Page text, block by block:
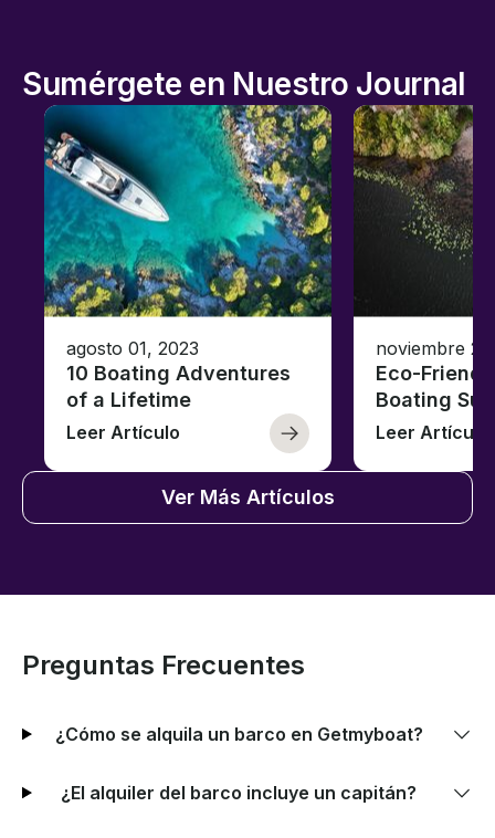
Sumérgete en Nuestro Journal
agosto 01, 2023
10 Boating Adventures
of a Lifetime
Leer Artículo
noviembre
Eco-
Boating
Leer Artículo
Ver Más Artículos
Preguntas Frecuentes
¿Cómo se alquila un barco en Getmyboat?
¿El alquiler del barco incluye un capitán?